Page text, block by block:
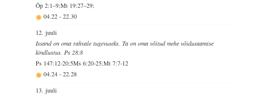
Õp 2:1–9;Mt 19:27–29;
04.22-22.30
12. juuli
Issand on oma rahvale tugevuseks. Ta on oma võitud mehe võidusaamise
kindlustus. Ps 28:8
Ps 147:12-20;5Ms 6:20-25;Mt 7:7-12
04.24-22.28
13. juuli